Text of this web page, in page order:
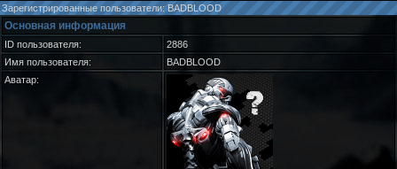
Зарегистрированные пользователи: BADBLOOD
Основная информация
ID пользователя:
2886
Имя пользователя:
BADBLOOD
Аватар: